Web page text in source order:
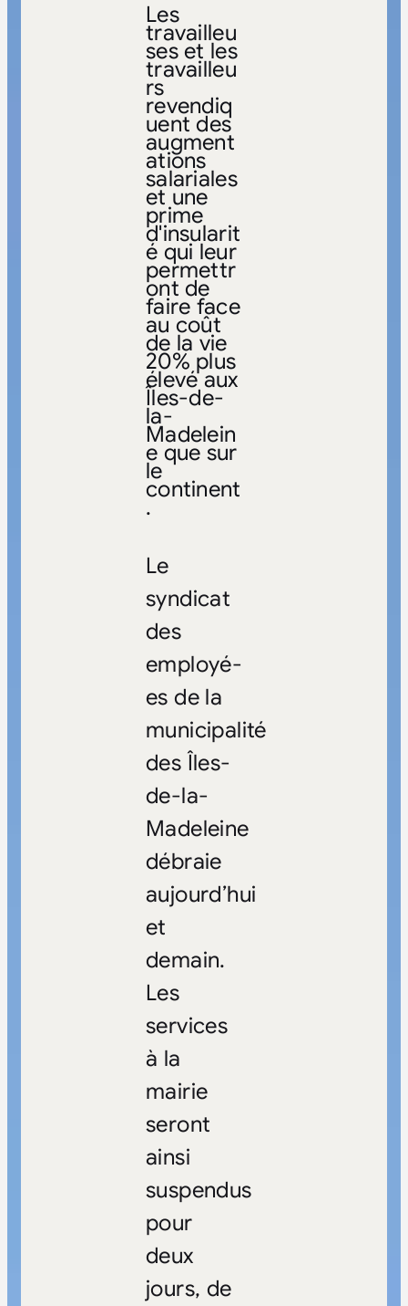
Les
travailleu
ses et les
travailleu
rs
revendiq
uent des
augment
ations
salariales
et une
prime
d'insularit
é qui leur
permettr
ont de
faire face
au coût
de la vie
20% plus
élevé aux
Îles-de-
la-
Madelein
e que sur
le
continent
.
Le
syndicat
des
employé-
es de la
municipalité
des Îles-
de-la-
Madeleine
débraie
aujourd’hui
et
demain.
Les
services
à la
mairie
seront
ainsi
suspendus
pour
deux
jours, de